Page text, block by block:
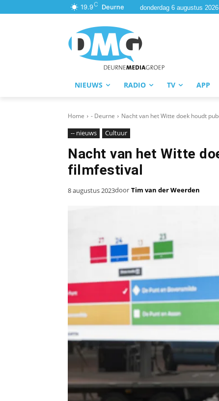
19.9C Deurne donderdag 6 augustus 2026
NIEUWS RADIO TV APP
Home - Deurne Nacht van het Witte doek houdt
-- nieuws Cultuur
Nacht van het Witte
filmfestival
8 augustus 2023door Tim van der Weerden